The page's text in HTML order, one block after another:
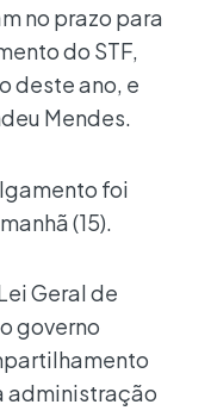
no prazo para
do STF,
deste ano, e
Mendes.
foi
(15).
Geral de
governo
administração